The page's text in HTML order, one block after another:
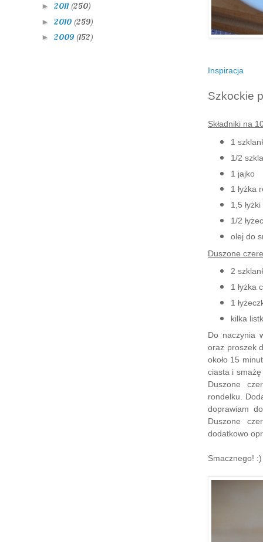
Inspiracja
Szkockie
Składniki na
1
1/2
1 jajko
1 łyżka
1,5
1/2
olej do
Duszone
2
1 łyżka
1
kilka
Do naczynia
oraz proszek
około 15
ciasta i
Duszone
rondelku.
doprawiam
Duszone
dodatkowo
Smacznego! :)
► 2011 (250)
► 2010 (259)
► 2009 (152)